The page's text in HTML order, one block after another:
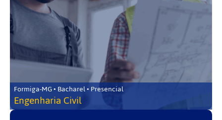
Formiga-MG • Bacharel • Presencial
Engenharia Civil